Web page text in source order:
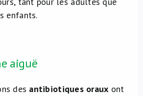
enfants.
aiguë
des antibiotiques oraux ont